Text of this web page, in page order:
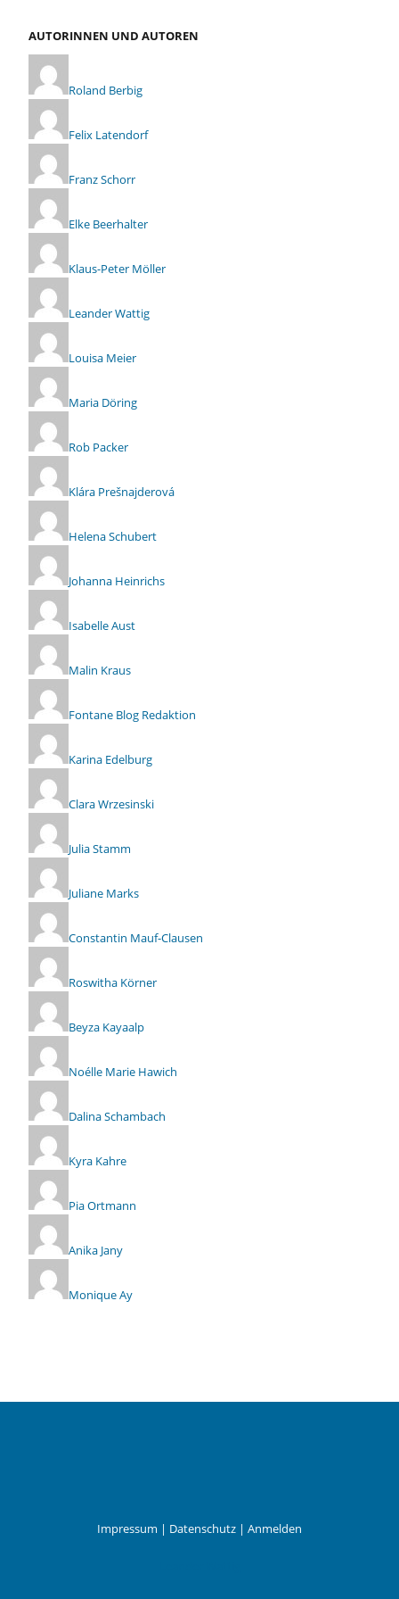
AUTORINNEN UND AUTOREN
Roland Berbig
Felix Latendorf
Franz Schorr
Elke Beerhalter
Klaus-Peter Möller
Leander Wattig
Louisa Meier
Maria Döring
Rob Packer
Klára Prešnajderová
Helena Schubert
Johanna Heinrichs
Isabelle Aust
Malin Kraus
Fontane Blog Redaktion
Karina Edelburg
Clara Wrzesinski
Julia Stamm
Juliane Marks
Constantin Mauf-Clausen
Roswitha Körner
Beyza Kayaalp
Noélle Marie Hawich
Dalina Schambach
Kyra Kahre
Pia Ortmann
Anika Jany
Monique Ay
Impressum | Datenschutz | Anmelden